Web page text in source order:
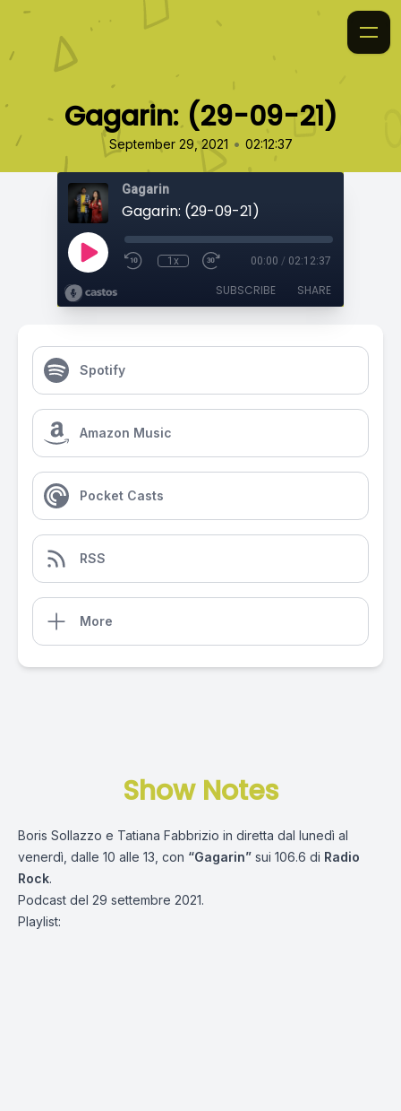
Gagarin: (29-09-21)
September 29, 2021 • 02:12:37
Gagarin
Gagarin: (29-09-21)
1x 00:00 / 02:12:37
SUBSCRIBE SHARE
Spotify
Amazon Music
Pocket Casts
RSS
More
Show Notes
Boris Sollazzo e Tatiana Fabbrizio in diretta dal lunedì al
venerdì, dalle 10 alle 13, con “Gagarin” sui 106.6 di Radio
Rock.
Podcast del 29 settembre 2021.
Playlist: